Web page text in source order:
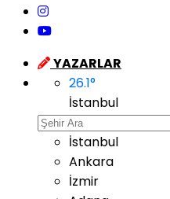
YAZARLAR
26.1°
İstanbul
İstanbul
Ankara
İzmir